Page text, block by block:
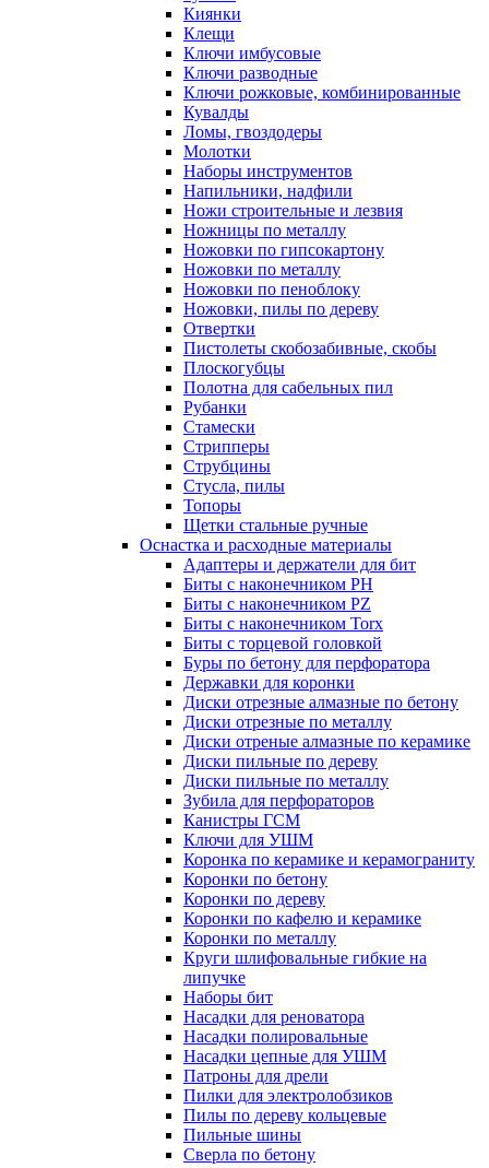
Киянки
Клещи
Ключи имбусовые
Ключи разводные
Ключи рожковые, комбинированные
Кувалды
Ломы, гвоздодеры
Молотки
Наборы инструментов
Напильники, надфили
Ножи строительные и лезвия
Ножницы по металлу
Ножовки по гипсокартону
Ножовки по металлу
Ножовки по пеноблоку
Ножовки, пилы по дереву
Отвертки
Пистолеты скобозабивные, скобы
Плоскогубцы
Полотна для сабельных пил
Рубанки
Стамески
Стрипперы
Струбцины
Стусла, пилы
Топоры
Щетки стальные ручные
Оснастка и расходные материалы
Адаптеры и держатели для бит
Биты с наконечником PH
Биты с наконечником PZ
Биты с наконечником Torx
Биты с торцевой головкой
Буры по бетону для перфоратора
Державки для коронки
Диски отрезные алмазные по бетону
Диски отрезные по металлу
Диски отреные алмазные по керамике
Диски пильные по дереву
Диски пильные по металлу
Зубила для перфораторов
Канистры ГСМ
Ключи для УШМ
Коронка по керамике и керамограниту
Коронки по бетону
Коронки по дереву
Коронки по кафелю и керамике
Коронки по металлу
Круги шлифовальные гибкие на
липучке
Наборы бит
Насадки для реноватора
Насадки полировальные
Насадки цепные для УШМ
Патроны для дрели
Пилки для электролобзиков
Пилы по дереву кольцевые
Пильные шины
Сверла по бетону